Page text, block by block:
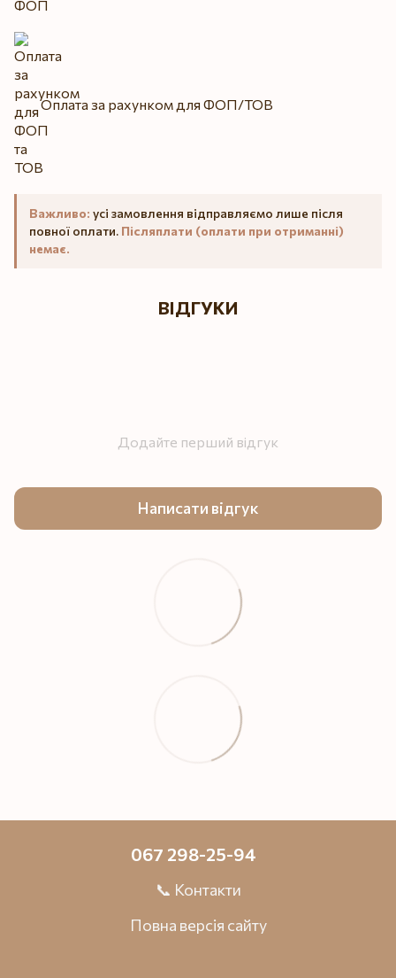
Оплата за рахунком для ФОП/ТОВ
Важливо: усі замовлення відправляємо лише після
повної оплати. Післяплати (оплати при отриманні)
немає.
ВІДГУКИ
Додайте перший відгук
Написати відгук
067 298-25-94
📞 Контакти
Повна версія сайту